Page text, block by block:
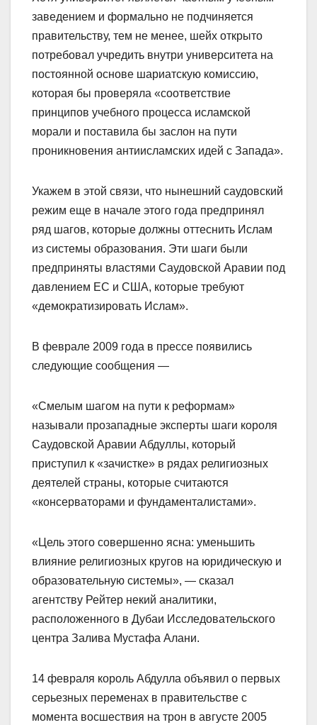
заведением и формально не подчиняется
правительству, тем не менее, шейх открыто
потребовал учредить внутри университета на
постоянной основе шариатскую комиссию,
которая бы проверяла «соответствие
принципов учебного процесса исламской
морали и поставила бы заслон на пути
проникновения антиисламских идей с Запада».
Укажем в этой связи, что нынешний саудовский
режим еще в начале этого года предпринял
ряд шагов, которые должны оттеснить Ислам
из системы образования. Эти шаги были
предприняты властями Саудовской Аравии под
давлением ЕС и США, которые требуют
«демократизировать Ислам».
В феврале 2009 года в прессе появились
следующие сообщения —
«Смелым шагом на пути к реформам»
называли прозападные эксперты шаги короля
Саудовской Аравии Абдуллы, который
приступил к «зачистке» в рядах религиозных
деятелей страны, которые считаются
«консерваторами и фундаменталистами».
«Цель этого совершенно ясна: уменьшить
влияние религиозных кругов на юридическую и
образовательную системы», — сказал
агентству Рейтер некий аналитики,
расположенного в Дубаи Исследовательского
центра Залива Мустафа Алани.
14 февраля король Абдулла объявил о первых
серьезных переменах в правительстве с
момента восшествия на трон в августе 2005